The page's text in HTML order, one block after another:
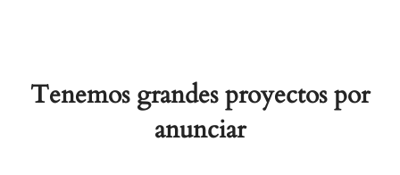
Tenemos grandes proyectos por
anunciar